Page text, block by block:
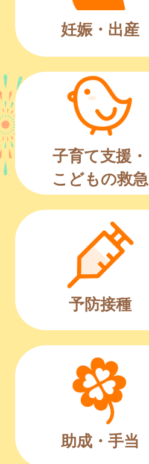
妊娠・出産
子育て支援・
こどもの救急
予防接種
助成・手当